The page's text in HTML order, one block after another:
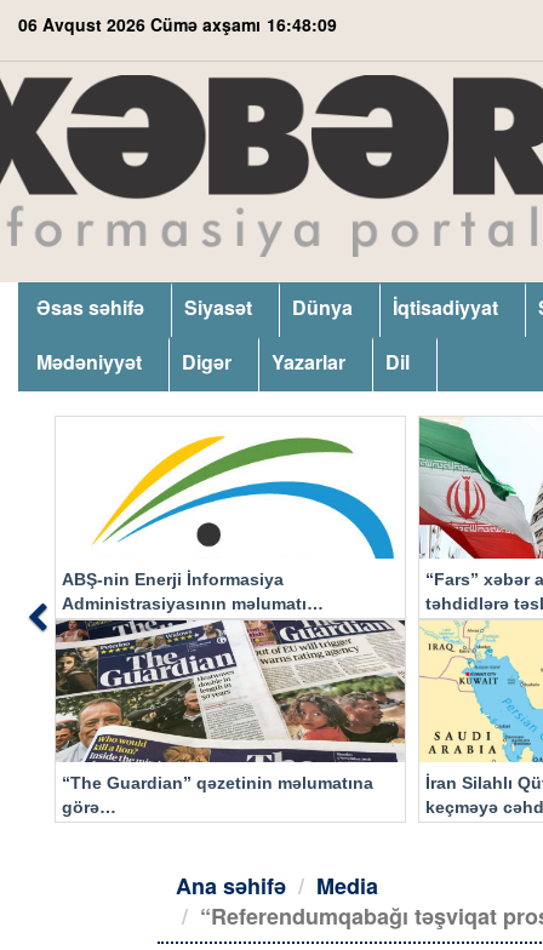
06 Avqust 2026 Cümə axşamı 16:48:10
Əsas səhifə Siyasət Dünya İqtisadiyyat
Mədəniyyət
Digər Yazarlar Dil
ABŞ-nin Enerji İnformasiya
Administrasiyasının məlumatı
əsasında…
“Fars” xəbər
təhdidlərə
“The Guardian” qəzetinin məlumatına
görə…
İran Silahlı
keçməyə
Previous
Ana səhifə
Media
“Referendumqabağı təşviqat